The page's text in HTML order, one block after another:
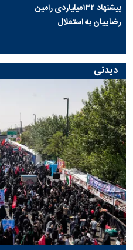
پیشنهاد ۱۳۲میلیاردی رامین
رضاییان به استقلال
دیدنی